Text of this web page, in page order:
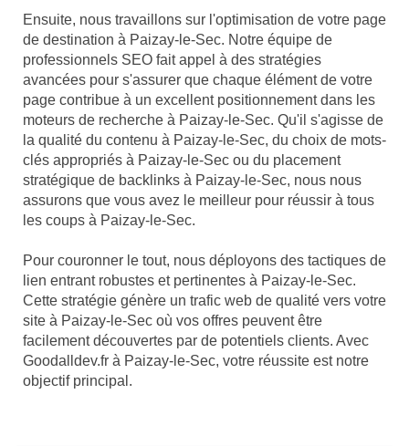
Ensuite, nous travaillons sur l'optimisation de votre page
de destination à Paizay-le-Sec. Notre équipe de
professionnels SEO fait appel à des stratégies
avancées pour s'assurer que chaque élément de votre
page contribue à un excellent positionnement dans les
moteurs de recherche à Paizay-le-Sec. Qu'il s'agisse de
la qualité du contenu à Paizay-le-Sec, du choix de mots-
clés appropriés à Paizay-le-Sec ou du placement
stratégique de backlinks à Paizay-le-Sec, nous nous
assurons que vous avez le meilleur pour réussir à tous
les coups à Paizay-le-Sec.
Pour couronner le tout, nous déployons des tactiques de
lien entrant robustes et pertinentes à Paizay-le-Sec.
Cette stratégie génère un trafic web de qualité vers votre
site à Paizay-le-Sec où vos offres peuvent être
facilement découvertes par de potentiels clients. Avec
Goodalldev.fr à Paizay-le-Sec, votre réussite est notre
objectif principal.